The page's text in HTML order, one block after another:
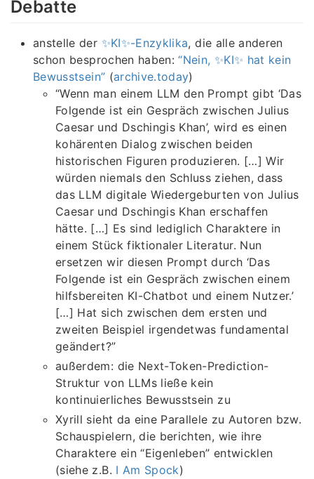
Debatte
anstelle der ✨KI✨-Enzyklika, die alle anderen
schon besprochen haben:“Nein, ✨KI✨ hat kein
Bewusstsein” (archive.today)
“Wenn man einem LLM den Prompt gibt ‘Das
Folgende ist ein Gespräch zwischen Julius
Caesar und Dschingis Khan’, wird es einen
kohärenten Dialog zwischen beiden
historischen Figuren produzieren. […] Wir
würden niemals den Schluss ziehen, dass
das LLM digitale Wiedergeburten von Julius
Caesar und Dschingis Khan erschaffen
hätte. […] Es sind lediglich Charaktere in
einem Stück fiktionaler Literatur. Nun
ersetzen wir diesen Prompt durch ‘Das
Folgende ist ein Gespräch zwischen einem
hilfsbereiten KI-Chatbot und einem Nutzer.’
[…] Hat sich zwischen dem ersten und
zweiten Beispiel irgendetwas fundamental
geändert?”
außerdem: die Next-Token-Prediction-
Struktur von LLMs ließe kein
kontinuierliches Bewusstsein zu
Xyrill sieht da eine Parallele zu Autoren bzw.
Schauspielern, die berichten, wie ihre
Charaktere ein “Eigenleben” entwicklen
(siehe z.B. I Am Spock)